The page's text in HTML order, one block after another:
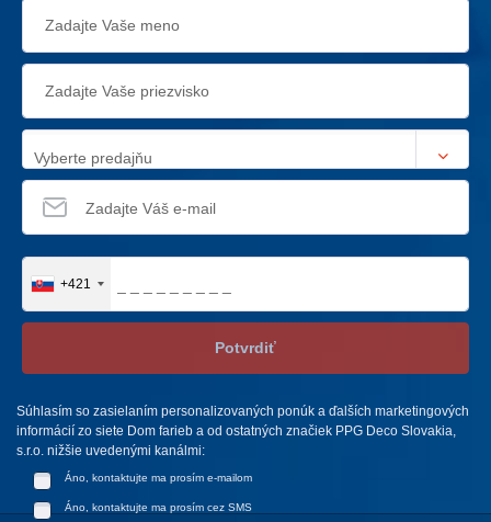
Vyberte predajňu
+421
Potvrdiť
Súhlasím so zasielaním personalizovaných ponúk a ďalších marketingových
informácií zo siete Dom farieb a od ostatných značiek PPG Deco Slovakia,
s.r.o. nižšie uvedenými kanálmi:
Áno, kontaktujte ma prosím e-mailom
Áno, kontaktujte ma prosím cez SMS